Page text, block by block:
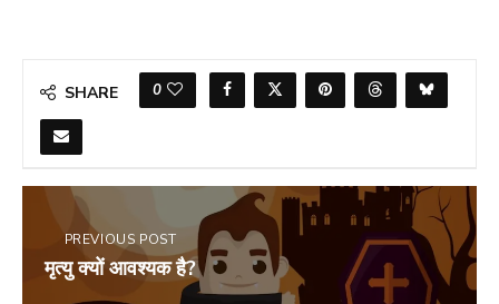
SHARE 0
PREVIOUS POST
मृत्यु क्यों आवश्यक है?